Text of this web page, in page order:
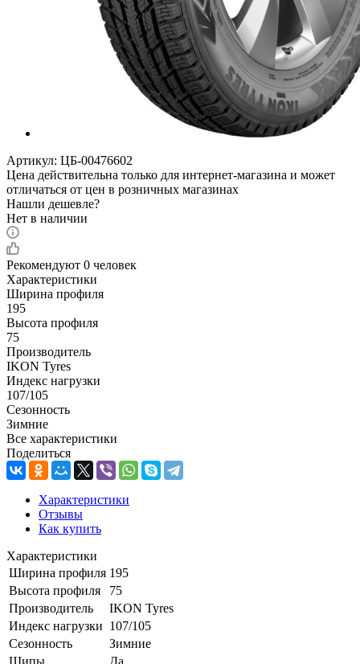
Артикул: ЦБ-00476602
Цена действительна только для интернет-магазина и может
отличаться от цен в розничных магазинах
Нашли дешевле?
Нет в наличии
Рекомендуют 0 человек
Характеристики
Ширина профиля
195
Высота профиля
75
Производитель
IKON Tyres
Индекс нагрузки
107/105
Сезонность
Зимние
Все характеристики
Поделиться
Характеристики
Отзывы
Как купить
Характеристики
Ширина профиля 195
Высота профиля
75
Производитель
IKON Tyres
Индекс нагрузки 107/105
Сезонность
Зимние
Шипы
Да